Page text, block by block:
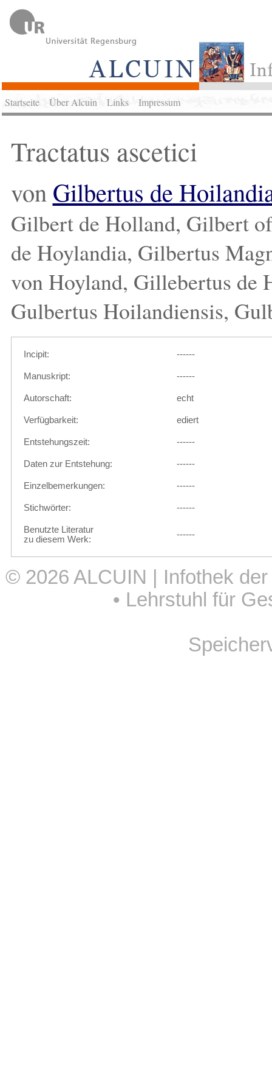
Startseite Über Alcuin Links Impressum
Tractatus ascetici
von Gilbertus de
Gilbert de Holland, Gilbert
de Hoylandia, Gilbertus
von Hoyland, Gillebertus de
Gulbertus Hoilandiensis,
Incipit: ------
Manuskript: ------
Autorschaft: echt
Verfügbarkeit: ediert
Entstehungszeit: ------
Daten zur Entstehung: ------
Einzelbemerkungen: ------
Stichwörter: ------
Benutzte Literatur
zu diesem Werk:
------
© 2026 ALCUIN | Infothek
• Lehrstuhl für